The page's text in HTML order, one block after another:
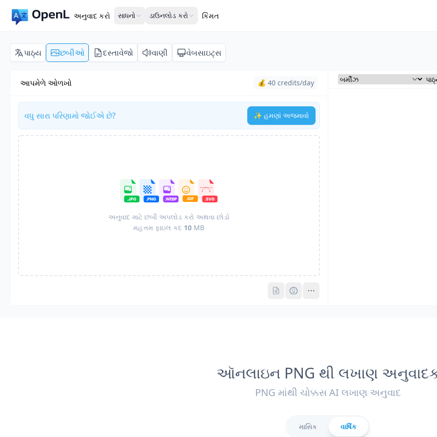
અનુવાદ કરો સાધનો ડાઉનલોડ કરો કિંમત
પાઠ્ય છબીઓ દસ્તાવેજો વાણી વેબસાઇટ્સ
આપમેળે ઓળખો 💰 40 credits/day
વધુ સારા પરિણામો જોઈએ છે? ✨ હમણાં અજમાવો
અનુવાદ માટે છબી અપલોડ કરો અથવા છોડો
મહત્તમ ફાઇલ કદ 10 MB
Pro
ઑનલાઇન PNG થી લખાણ
PNG માંથી ચોક્કસ AI લખાણ અનુવાદ
માસિક વાર્ષિક